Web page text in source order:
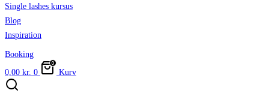
Single lashes kursus
Blog
Inspiration
Booking
0,00 kr. 0 Kurv